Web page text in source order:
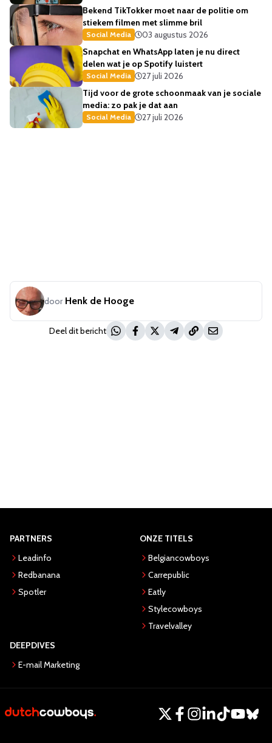
Bekend TikTokker moet naar de politie om
stiekem filmen met slimme bril
Social Media
03 augustus 2026
Snapchat en WhatsApp laten je nu direct
delen wat je op Spotify luistert
Social Media
27 juli 2026
Tijd voor de grote schoonmaak van je sociale
media: zo pak je dat aan
Social Media 27 juli 2026
door Henk de Hooge
Deel dit bericht
PARTNERS
Leadinfo
Redbanana
Spotler
ONZE TITELS
Belgiancowboys
Carrepublic
Eatly
Stylecowboys
Travelvalley
DEEPDIVES
E-mail Marketing